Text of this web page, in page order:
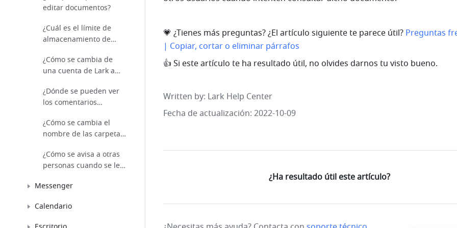
editar documentos?
¿Cuál es el límite de
almacenamiento de
¿Cómo se cambia de
una cuenta de Lark a
¿Dónde se pueden ver
los comentarios
¿Cómo se cambia el
nombre de las carpetas
¿Cómo se avisa a otras
personas cuando se les
Messenger
Calendario
💗 ¿Tienes más preguntas? ¿El artículo siguiente te parece útil? Preguntas
| Copiar, cortar o eliminar párrafos
👍 Si este artículo te ha resultado útil, no olvides darnos tu visto bueno.
Written by: Lark Help Center
Fecha de actualización: 2022-10-09
¿Ha resultado útil este artículo?